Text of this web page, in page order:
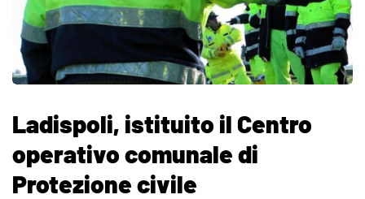
Ladispoli, istituito il Centro
operativo comunale di
Protezione civile